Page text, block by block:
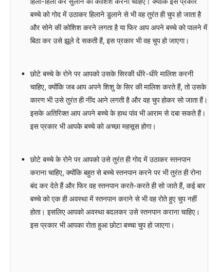
बच्चे को गोद में उठाकर हिलाने डुलाने से भी वह तुरंत ही चुप हो जाता है
और सोने की कोशिश करने लगता है या फिर आप अपने बच्चे को पालने में
बिठा कर उसे झूले दे सकती हैं, इस प्रकार भी वह चुप हो जाएगा।
छोटे बच्चे के रोने पर आपको उसके सिरकी धीरे-धीरे मालिश करनी
चाहिए, क्योंकि जब आप अपने शिशु के सिर की मालिश करते हैं, तो उसके
कारण भी उसे तुरंत ही नींद आने लगती है और वह चुप होकर सो जाता हैं।
इसके अतिरिक्त आप अपने बच्चे के हाथ पांव भी आराम से दबा सकते हैं।
इस प्रकार भी आपके बच्चे को अच्छा महसूस होगा।
छोटे बच्चे के रोने पर आपको उसे तुरंत ही गोद में उठाकर स्तनपान
कराना चाहिए, क्योंकि बहुत से बच्चे स्तनपान करने पर भी तुरंत ही रोना
बंद कर देते हैं और फिर वह स्तनपान करते-करते ही सो जाते हैं, कई बार
बच्चे को एक ही अवस्था में स्तनपान कराने से भी वह रोते हुए चुप नहीं
होता। इसलिए आपको अवस्था बदलकर उसे स्तनपान कराना चाहिए।
इस प्रकार भी आपका रोता हुआ छोटा बच्चा चुप हो जाएगा।